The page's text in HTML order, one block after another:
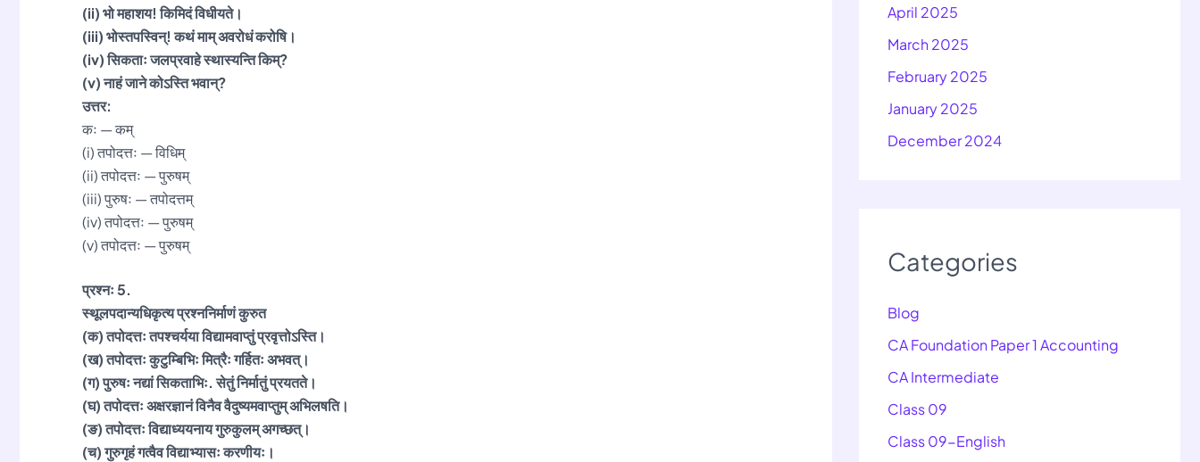
(ii) भो महाशय! किमिदं विधीयते।
(iii) भोस्तपस्विन्! कथं माम् अवरोधं करोषि।
(iv) सिकताः जलप्रवाहे स्थास्यन्ति किम्?
(v) नाहं जाने कोऽस्ति भवान्?
उत्तर:
कः — कम्
(i) तपोदत्तः — विधिम्
(ii) तपोदत्तः — पुरुषम्
(iii) पुरुषः — तपोदत्तम्
(iv) तपोदत्तः — पुरुषम्
(v) तपोदत्तः — पुरुषम्
प्रश्नः 5.
स्थूलपदान्यधिकृत्य प्रश्ननिर्माणं कुरुत
(क) तपोदत्तः तपश्चर्यया विद्यामवाप्तुं प्रवृत्तोऽस्ति।
(ख) तपोदत्तः कुटुम्बिभिः मित्रैः गर्हितः अभवत्।
(ग) पुरुषः नद्यां सिकताभिः. सेतुं निर्मातुं प्रयतते।
(घ) तपोदत्तः अक्षरज्ञानं विनैव वैदुष्यमवाप्तुम् अभिलषति।
(ङ) तपोदत्तः विद्याध्ययनाय गुरुकुलम् अगच्छत्।
(च) गुरुगृहं गत्वैव विद्याभ्यासः करणीयः।
April 2025
March 2025
February 2025
January 2025
December 2024
Categories
Blog
CA Foundation Paper 1 Accounting
CA Intermediate
Class 09
Class 09-English